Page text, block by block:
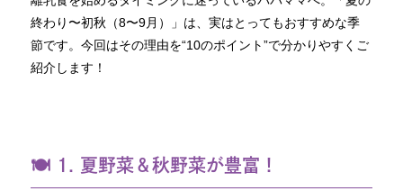
終わり〜初秋（8〜9月）」は、実はとってもおすすめな季
節です。今回はその理由を“10のポイント”で分かりやすくご
紹介します！
🍽 1. 夏野菜＆秋野菜が豊富！